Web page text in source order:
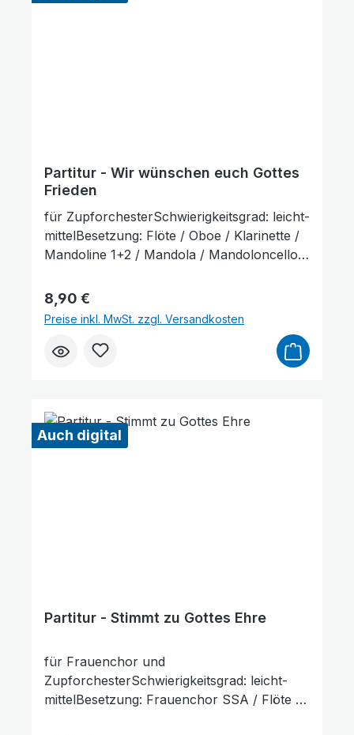
Partitur - Wir wünschen euch Gottes
Frieden
für ZupforchesterSchwierigkeitsgrad: leicht-
mittelBesetzung: Flöte / Oboe / Klarinette /
Mandoline 1+2 / Mandola / Mandoloncello /
und Stimmenauszüge, Stimmenauszüge
dürfen als Kopiervorlage benutzt werden.
Die Lieferzeit beträgt ca. 7 Werktage, da
dieser Artikel erst nach Bestellung gedruckt
Regulärer Preis:
8,90 €
Preise inkl. MwSt. zzgl. Versandkosten
Auch digital
Partitur - Stimmt zu Gottes Ehre
für Frauenchor und
ZupforchesterSchwierigkeitsgrad: leicht-
mittelBesetzung: Frauenchor SSA / Flöte /